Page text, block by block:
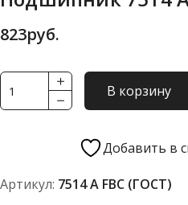
823руб.
Количество
товара
FBC
В корзину
Добавить в
Артикул: 7514 А FBC (ГОСТ)